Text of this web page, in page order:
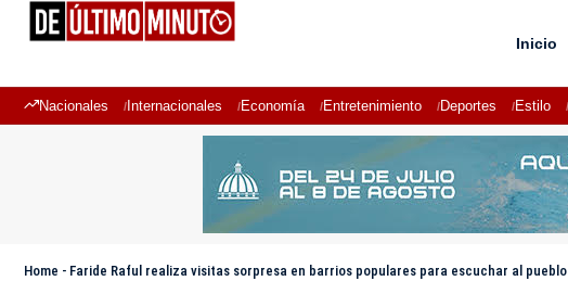
Inicio
Nacionales Internacionales Economía Entretenimiento Deportes Estilo
Home - Faride Raful realiza visitas sorpresa en barrios populares para escuchar al pueblo